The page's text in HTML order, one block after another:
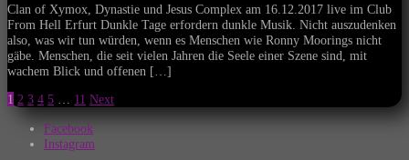
Clan of Xymox, Dynastie und Jesus Complex am 16.12.2017 live im Club
From Hell Erfurt Dunkle Tage erfordern dunkle Musik. Nicht auszudenken
also, was wir tun würden, wenn es Menschen wie Ronny Moorings nicht
gäbe. Menschen, die seit vielen Jahren die Seele einer Szene sind, mit
wachem Blick und offenen […]
Seitennummerierung
der
Beiträge
1 2 3 4 5 … 11 Next
Facebook
Instagram